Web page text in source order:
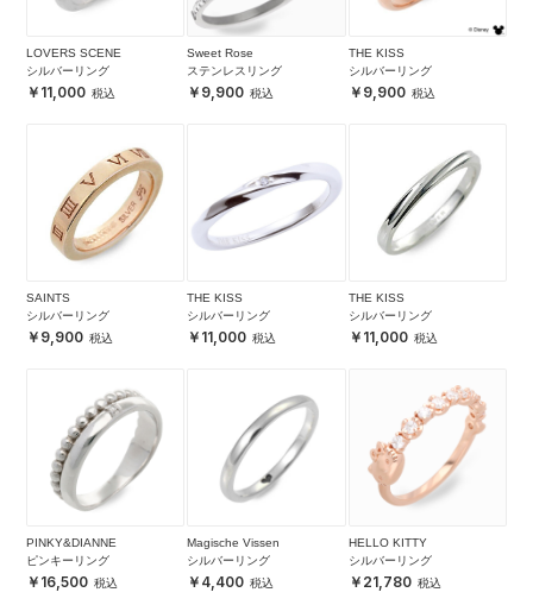
LOVERS SCENE
シルバーリング
11,000
Sweet Rose
ステンレスリング
9,900
THE KISS
シルバーリング
9,900
SAINTS
シルバーリング
9,900
THE KISS
シルバーリング
11,000
THE KISS
シルバーリング
11,000
PINKY&DIANNE
ピンキーリング
16,500
Magische Vissen
シルバーリング
4,400
HELLO KITTY
シルバーリング
21,780